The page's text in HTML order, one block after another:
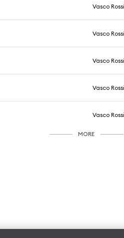
Vasco Rossi
Vasco Rossi
Vasco Rossi
Vasco Rossi
Vasco Rossi
MORE